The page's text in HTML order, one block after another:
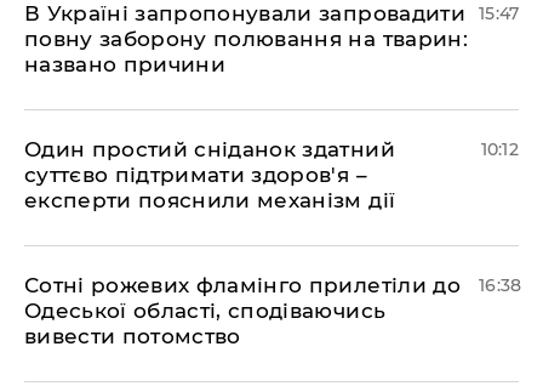
В Україні запропонували запровадити
повну заборону полювання на тварин:
названо причини
15:47
Один простий сніданок здатний
суттєво підтримати здоров'я –
експерти пояснили механізм дії
10:12
Сотні рожевих фламінго прилетіли до
Одеської області, сподіваючись
вивести потомство
16:38